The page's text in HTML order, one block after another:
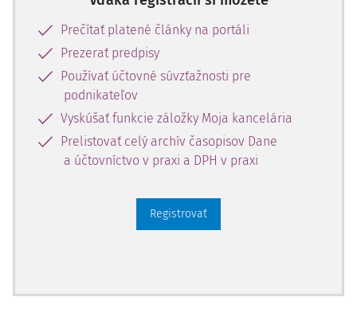
Prečítať platené články na portáli
Prezerať predpisy
Používať účtovné súvzťažnosti pre
podnikateľov
Vyskúšať funkcie záložky Moja kancelária
Prelistovať celý archív časopisov Dane
a účtovníctvo v praxi a DPH v praxi
Registrovať